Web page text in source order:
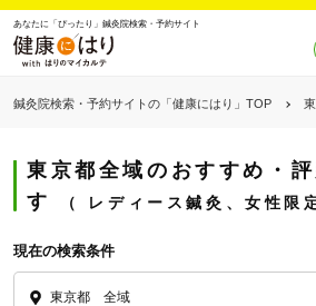
あなたに「ぴったり」鍼灸院検索・予約サイト
鍼灸院検索・予約サイトの「健康にはり」TOP
東京都全域のおすすめ・
す
レディース鍼灸、女性限
現在の検索条件
東京都 全域